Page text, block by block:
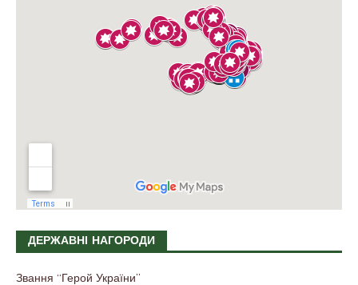
ДЕРЖАВНІ НАГОРОДИ
Звання “Герой України”